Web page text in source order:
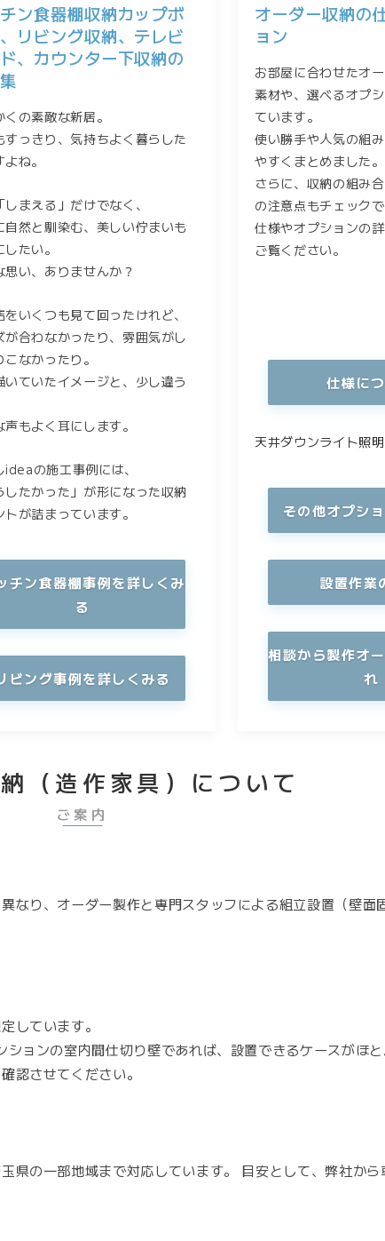
ン食器棚収納カップボ
リビング収納、テレビ
、カウンター下収納の
の素敵な新居。
すっきり、気持ちよく暮らした
ね。
しまえる」だけでなく、
自然と馴染む、美しい佇まいも
たい。
思い、ありませんか？
をいくつも見て回ったけれど、
が合わなかったり、雰囲気がし
こなかったり。
いていたイメージと、少し違う
声もよく耳にします。
ideaの施工事例には、
したかった」が形になった収納
トが詰まっています。
チン食器棚事例を詳しくみ
る
ビング事例を詳しくみる
オーダー収納の
ョン
お部屋に合わせたオ
素材や、選べるオプ
ています。
使い勝手や人気の組
やすくまとめました。
さらに、収納の組み
の注意点もチェックで
仕様やオプションの
ご覧ください。
仕様に
天井ダウンライト照
その他オプシ
設置作業
相談から製作オ
れ
（造作家具）について
ご案内
なり、オーダー製作と専門スタッフによる組立設置（壁面
しています。
ョンの室内間仕切り壁であれば、設置できるケースがほと
認させてください。
県の一部地域まで対応しています。 目安として、弊社か